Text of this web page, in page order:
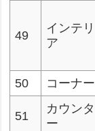
49
インテリ
ア
50
コーナー
51
カウンタ
ー